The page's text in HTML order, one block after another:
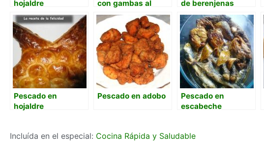
hojaldre
con gambas al
horno
de berenjenas
Pescado en
hojaldre
Pescado en adobo
Pescado en
escabeche
Incluída en el especial: Cocina Rápida y Saludable